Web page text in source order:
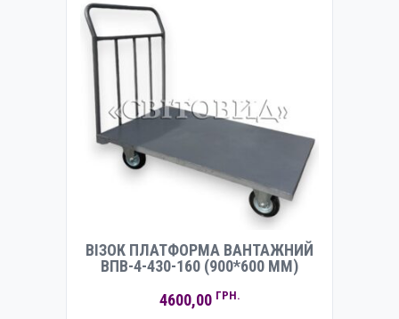
ВІЗОК ПЛАТФОРМА ВАНТАЖНИЙ
ВПВ-4-430-160 (900*600 ММ)
4600,00 ГРН.